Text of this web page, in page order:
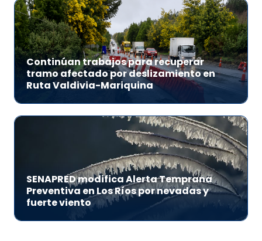
Continúan trabajos para recuperar
tramo afectado por deslizamiento en
Ruta Valdivia-Mariquina
SENAPRED modifica Alerta Temprana
Preventiva en Los Ríos por nevadas y
fuerte viento